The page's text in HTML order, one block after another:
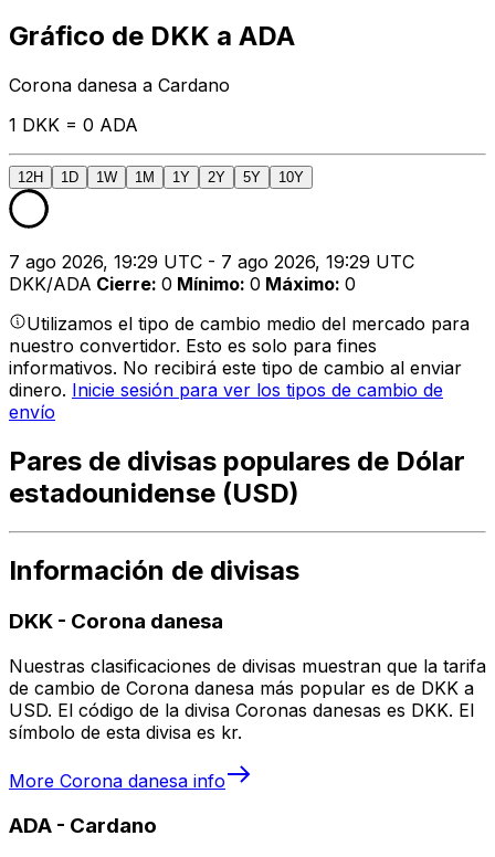
Gráfico de DKK a ADA
Corona danesa a Cardano
1 DKK = 0 ADA
12H 1D 1W 1M 1Y 2Y 5Y 10Y
7 ago 2026, 19:29 UTC - 7 ago 2026, 19:29 UTC
DKK/ADA Cierre: 0 Mínimo: 0 Máximo: 0
Utilizamos el tipo de cambio medio del mercado para
nuestro convertidor. Esto es solo para fines
informativos. No recibirá este tipo de cambio al enviar
dinero. Inicie sesión para ver los tipos de cambio de
envío
Pares de divisas populares de Dólar
estadounidense (USD)
Información de divisas
DKK - Corona danesa
Nuestras clasificaciones de divisas muestran que la tarifa
de cambio de Corona danesa más popular es de DKK a
USD. El código de la divisa Coronas danesas es DKK. El
símbolo de esta divisa es kr.
More Corona danesa info
ADA - Cardano